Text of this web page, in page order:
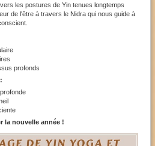
les postures de Yin tenues longtemps
de l'être à travers le Nidra qui nous guide à
profonds
la nouvelle année !